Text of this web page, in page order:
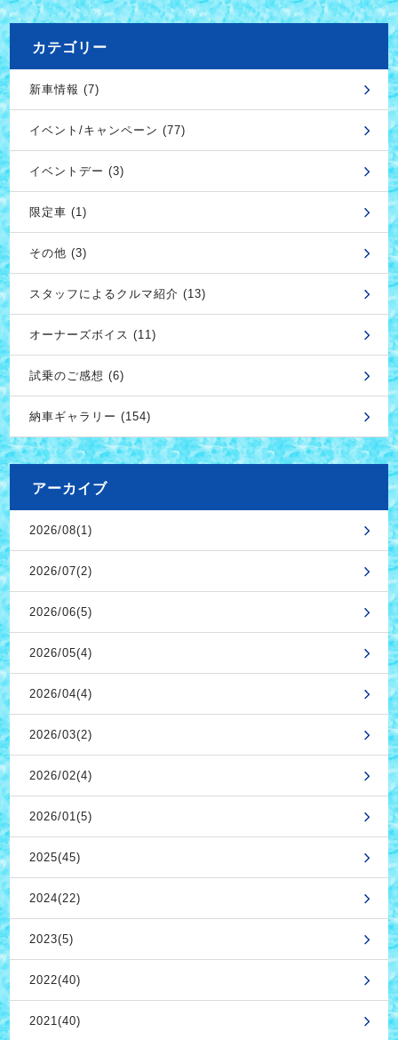
カテゴリー
新車情報 (7)
イベント/キャンペーン (77)
イベントデー (3)
限定車 (1)
その他 (3)
スタッフによるクルマ紹介 (13)
オーナーズボイス (11)
試乗のご感想 (6)
納車ギャラリー (154)
アーカイブ
2026/08(1)
2026/07(2)
2026/06(5)
2026/05(4)
2026/04(4)
2026/03(2)
2026/02(4)
2026/01(5)
2025(45)
2024(22)
2023(5)
2022(40)
2021(40)